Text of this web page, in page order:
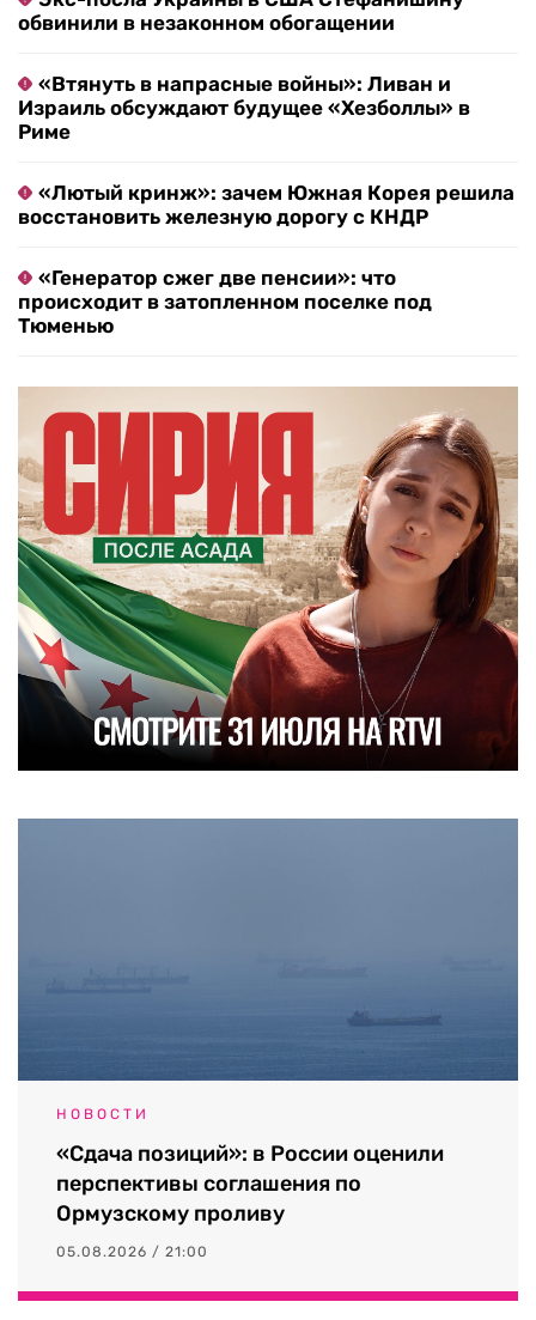
обвинили в незаконном обогащении
«Втянуть в напрасные войны»: Ливан и
Израиль обсуждают будущее «Хезболлы» в
Риме
«Лютый кринж»: зачем Южная Корея решила
восстановить железную дорогу с КНДР
«Генератор сжег две пенсии»: что
происходит в затопленном поселке под
Тюменью
НОВОСТИ
«Сдача позиций»: в России оценили
перспективы соглашения по
Ормузскому проливу
05.08.2026 / 21:00